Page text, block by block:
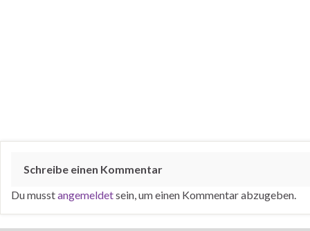
Schreibe einen Kommentar
Du musstangemeldetsein, um einen Kommentar abzugeben.